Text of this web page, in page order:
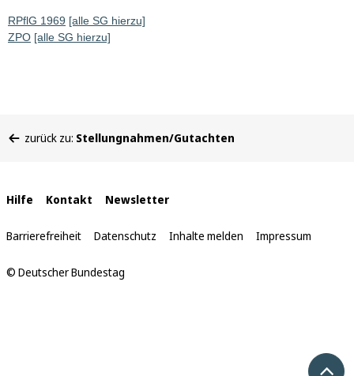
RPflG 1969 [alle SG hierzu]
ZPO [alle SG hierzu]
befinden
zurück zu: Stellungnahmen/Gutachten
Interne
Links
Hilfe Kontakt Newsletter
Barrierefreiheit Datenschutz Inhalte melden Impressum
© Deutscher Bundestag